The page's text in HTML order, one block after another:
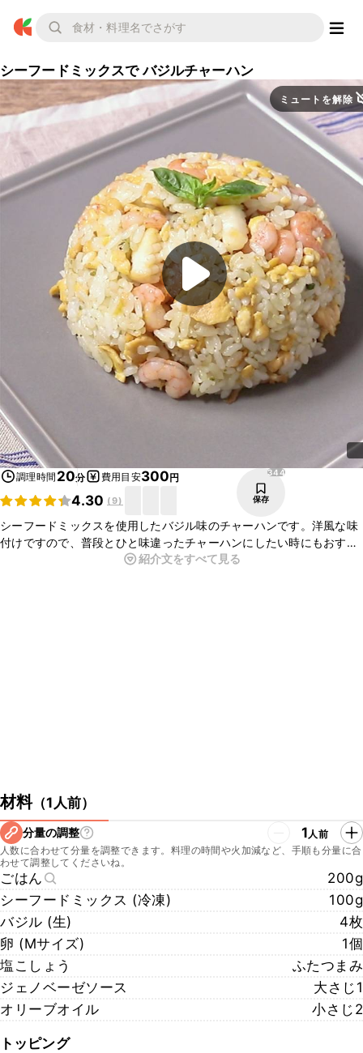
シーフードミックスで バジルチャーハン
ミュートを解除
調理時間 20分 費用目安300円
4.30 (9)
344
保存
シーフードミックスを使用したバジル味のチャーハンです。洋風な味
付けですので、普段とひと味違ったチャーハンにしたい時にもおすす
めです。バジルの香が食欲をそそります。ぜひ作ってみてください
紹介文をすべて見る
材料（1人前）
分量の調整 1人前
人数に合わせて分量を調整できます。料理の時間や火加減など、手順も分量に合
わせて調整してくださいね。
ごはん
200g
シーフードミックス (冷凍)
100g
バジル (生)
4枚
卵 (Mサイズ)
1個
塩こしょう
ふたつまみ
ジェノベーゼソース
大さじ1
オリーブオイル
小さじ2
トッピング